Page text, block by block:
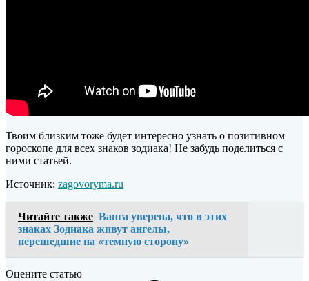
Твоим близким тоже будет интересно узнать о позитивном
гороскопе для всех знаков зодиака! Не забудь поделиться с
ними статьей.
Источник: zagovoryma.ru
Читайте также Ванга уверена, что в этих
знаках Зодиака живут ангелы,
перешедшие на «темную сторону»
Оцените статью